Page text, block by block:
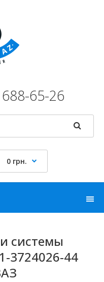
65-26
0 грн.
системы
3724026-44